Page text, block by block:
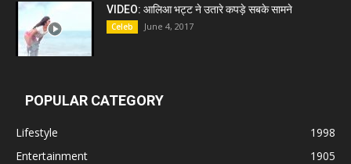
VIDEO: आलिआ भट्ट ने उतारे कपड़े सबके सामने
Celeb June 4, 2017
POPULAR CATEGORY
Lifestyle
1998
Entertainment
1905